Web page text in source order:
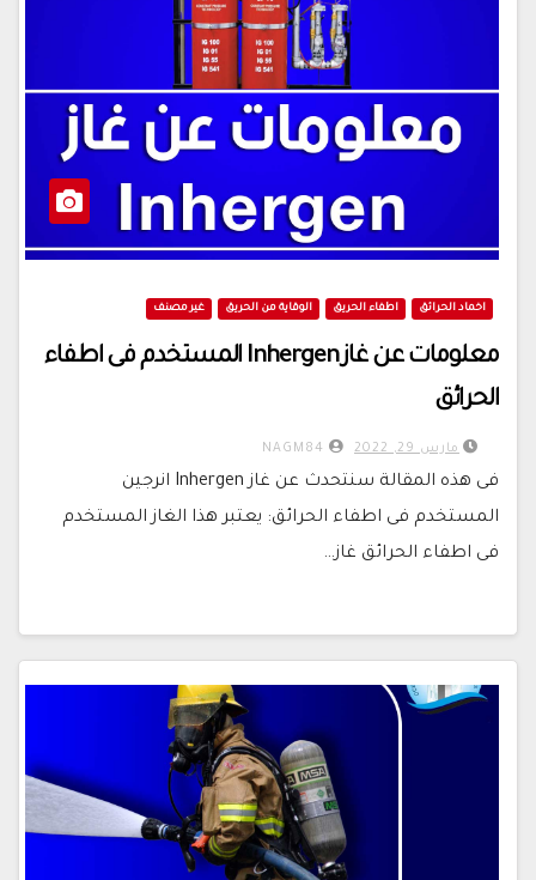
اخماد الحرائق اطفاء الحريق الوقاية من الحريق غير مصنف
معلومات عن غاز Inhergen المستخدم فى اطفاء
الحرائق
مارس 29, 2022
فى هذه المقالة سنتحدث عن غاز Inhergen انرجين
المستخدم فى اطفاء الحرائق: يعتبر هذا الغاز المستخدم
فى اطفاء الحرائق غاز…